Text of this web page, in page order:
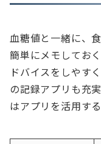
血糖値と一緒に、
簡単にメモしてお
ドバイスをしやす
の記録アプリも充
はアプリを活用す